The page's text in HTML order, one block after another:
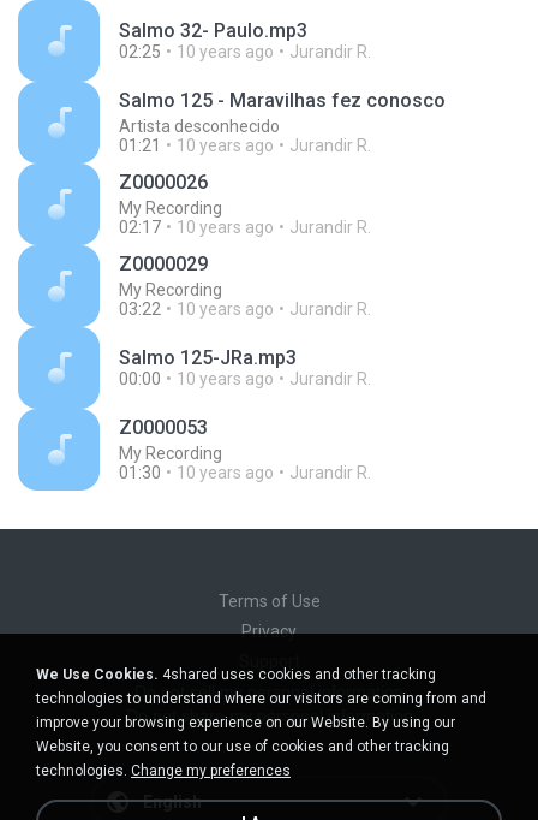
Salmo 32- Paulo.mp3
02:25 10 years ago Jurandir R.
Salmo 125 - Maravilhas fez conosco
Artista desconhecido
01:21
10 years ago Jurandir R.
Z0000026
My Recording
02:17
10 years ago Jurandir R.
Z0000029
My Recording
03:22
10 years ago Jurandir R.
Salmo 125-JRa.mp3
00:00 10 years ago Jurandir R.
Z0000053
My Recording
01:30
10 years ago Jurandir R.
Terms of Use
Privacy
Do not sell my personal information
Do not share my personal information
English
We Use Cookies. 4shared uses cookies and other tracking
technologies to understand where our visitors are coming from and
improve your browsing experience on our Website. By using our
Website, you consent to our use of cookies and other tracking
technologies. Change my preferences